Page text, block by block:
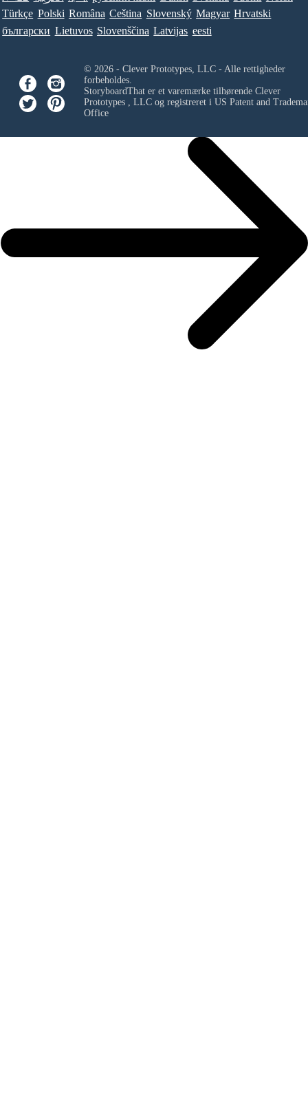
Türkçe Polski Româna Ceština Slovenský Magyar Hrvatski
български Lietuvos Slovenščina Latvijas eesti
© 2026 - Clever Prototypes, LLC - Alle rettigheder
forbeholdes.
StoryboardThat er et varemærke tilhørende Clever
Prototypes , LLCog registreret i US Patent and
Office